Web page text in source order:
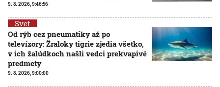
9. 8. 2026, 9:46:56
Svet
Od rýb cez pneumatiky až po
televízory: Žraloky tigrie zjedia všetko,
v ich žalúdkoch našli vedci prekvapivé
predmety
9. 8. 2026, 9:00:00